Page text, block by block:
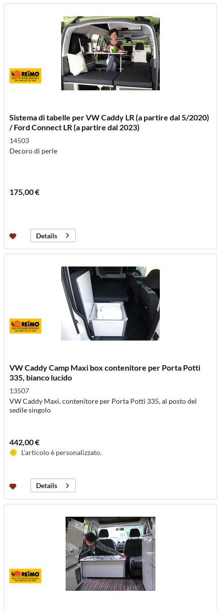
Sistema di tabelle per VW Caddy LR (a partire dal 5/2020)
/ Ford Connect LR (a partire dal 2023)
14503
Decoro di perle
175,00 €
Details
VW Caddy Camp Maxi box contenitore per Porta Potti
335, bianco lucido
13507
VW Caddy Maxi, contenitore per Porta Potti 335, al posto del
sedile singolo
442,00 €
L'articolo è personalizzato.
Details